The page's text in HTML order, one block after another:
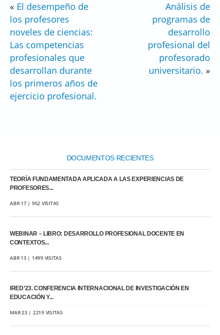
« El desempeño de
los profesores
noveles de ciencias:
Las competencias
profesionales que
desarrollan durante
los primeros años de
ejercicio profesional.
Análisis de
programas de
desarrollo
profesional del
profesorado
universitario. »
DOCUMENTOS RECIENTES
TEORÍA FUNDAMENTADA APLICADA A LAS EXPERIENCIAS DE
PROFESORES...
ABR 17 | 952 VISITAS
WEBINAR – LIBRO: DESARROLLO PROFESIONAL DOCENTE EN
CONTEXTOS...
ABR 13 | 1499 VISITAS
IRED’23. CONFERENCIA INTERNACIONAL DE INVESTIGACIÓN EN
EDUCACIÓN Y...
MAR 23 | 2219 VISITAS